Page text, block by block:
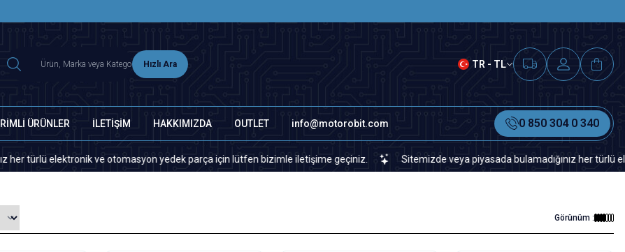
Hızlı Ara TR - TL
ÜRÜNLER İLETİŞİM HAKKIMIZDA OUTLET info@motorobit.com 0 850 304 0 340
elektronik ve otomasyon yedek parça için lütfen bizimle iletişime geçiniz. Sitemizde veya piyasada bulamadığınız her türlü
Görünüm :